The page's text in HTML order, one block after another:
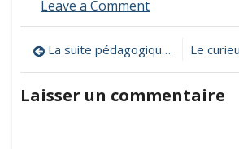
Leave a Commenton
sur
le
moyen-
âge
Navigation
de
l’article
La suite pédagogique Abuledu pour les cycles 1, 2 et 3
Laisser un commentaire